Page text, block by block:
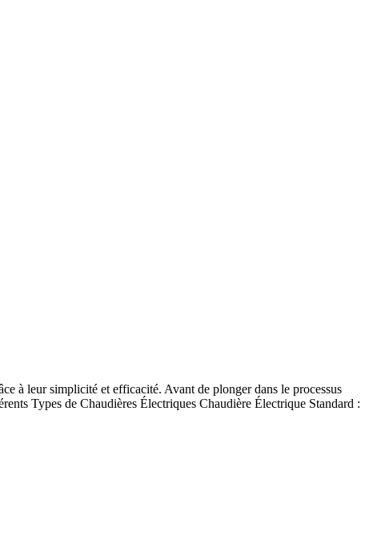
à leur simplicité et efficacité. Avant de plonger dans le processus
Types de Chaudières Électriques Chaudière Électrique Standard :